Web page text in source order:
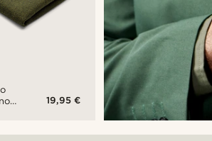
19,95 €